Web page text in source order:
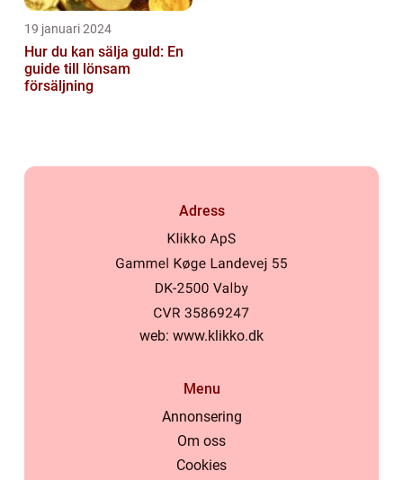
19 januari 2024
Hur du kan sälja guld: En
guide till lönsam
försäljning
Adress
web: www.klikko.dk
Menu
Annonsering
Om oss
Cookies